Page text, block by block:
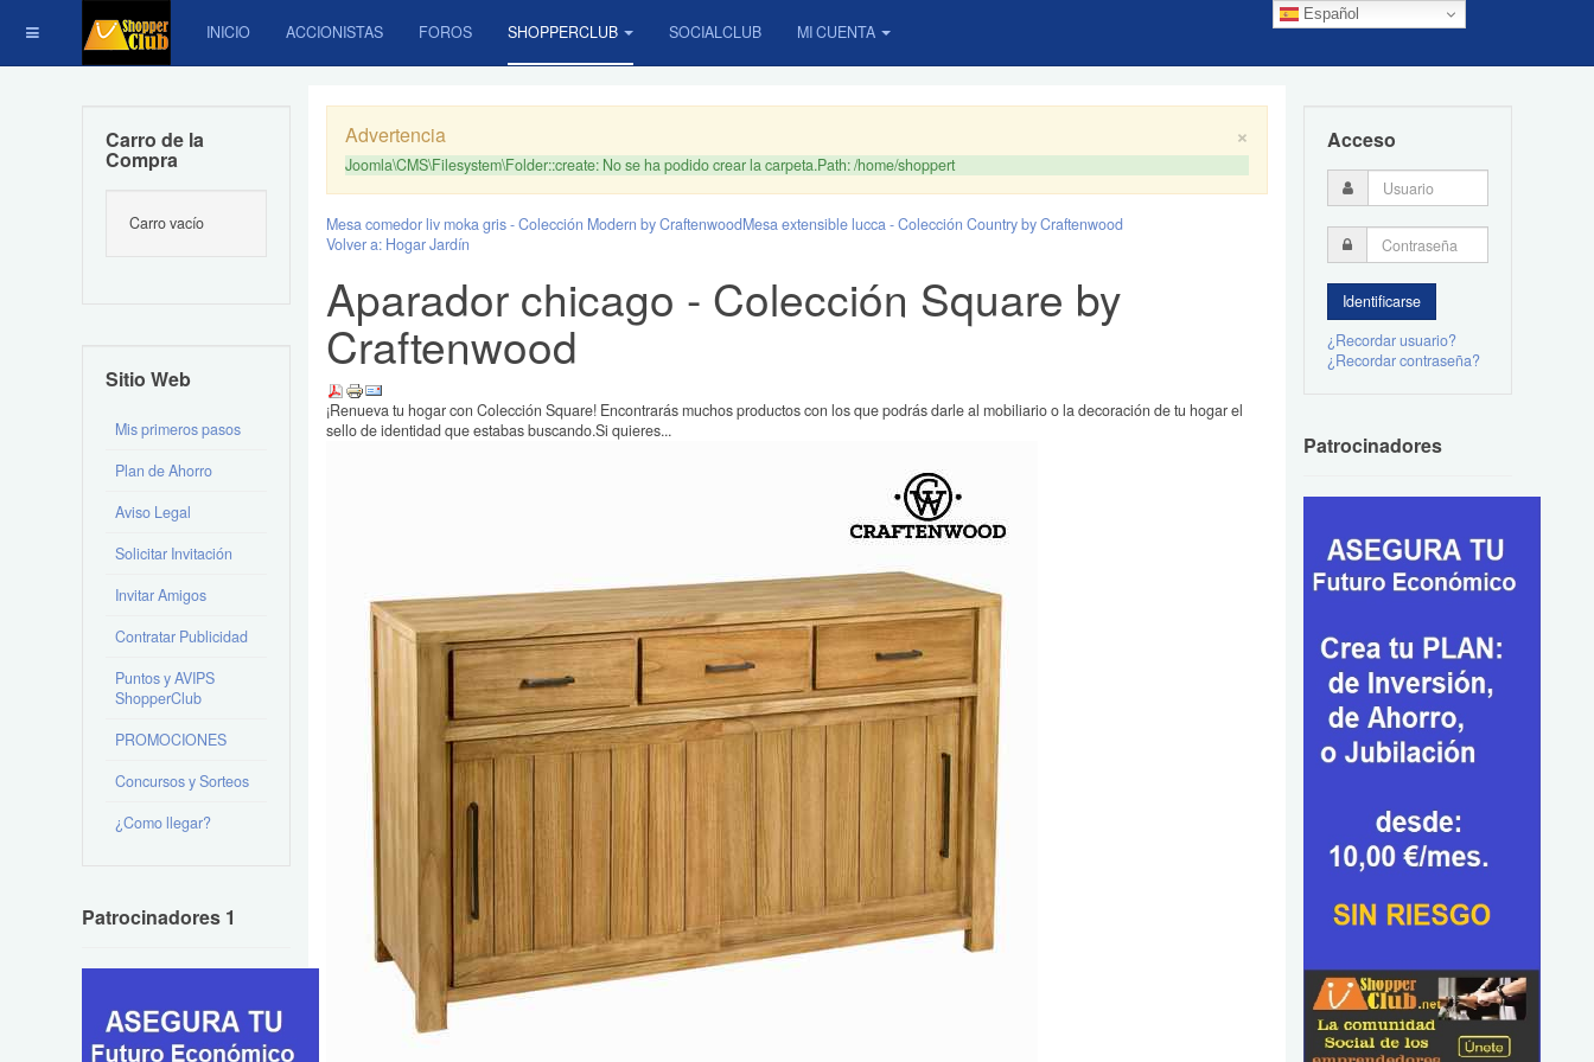
Español
INICIO ACCIONISTAS FOROS SHOPPERCLUB SOCIALCLUB MI CUENTA
×
Advertencia
Joomla\CMS\Filesystem\Folder::create: No se ha podido crear la carpeta.Path: /home/shoppert
Mesa comedor liv moka gris - Colección Modern by CraftenwoodMesa extensible lucca - Colección Country by Craftenwood
Volver a: Hogar Jardín
Aparador chicago - Colección Square by
Craftenwood
¡Renueva tu hogar con Colección Square! Encontrarás muchos productos con los que podrás darle al mobiliario o la decoración de tu hogar el
sello de identidad que estabas buscando.Si quieres...
Carro de la
Compra
Carro vacío
Sitio Web
Mis primeros pasos
Plan de Ahorro
Aviso Legal
Solicitar Invitación
Invitar Amigos
Contratar Publicidad
Puntos y AVIPS
ShopperClub
PROMOCIONES
Concursos y Sorteos
¿Como llegar?
Patrocinadores 1
Acceso
¿Recordar usuario?
¿Recordar contraseña?
Patrocinadores